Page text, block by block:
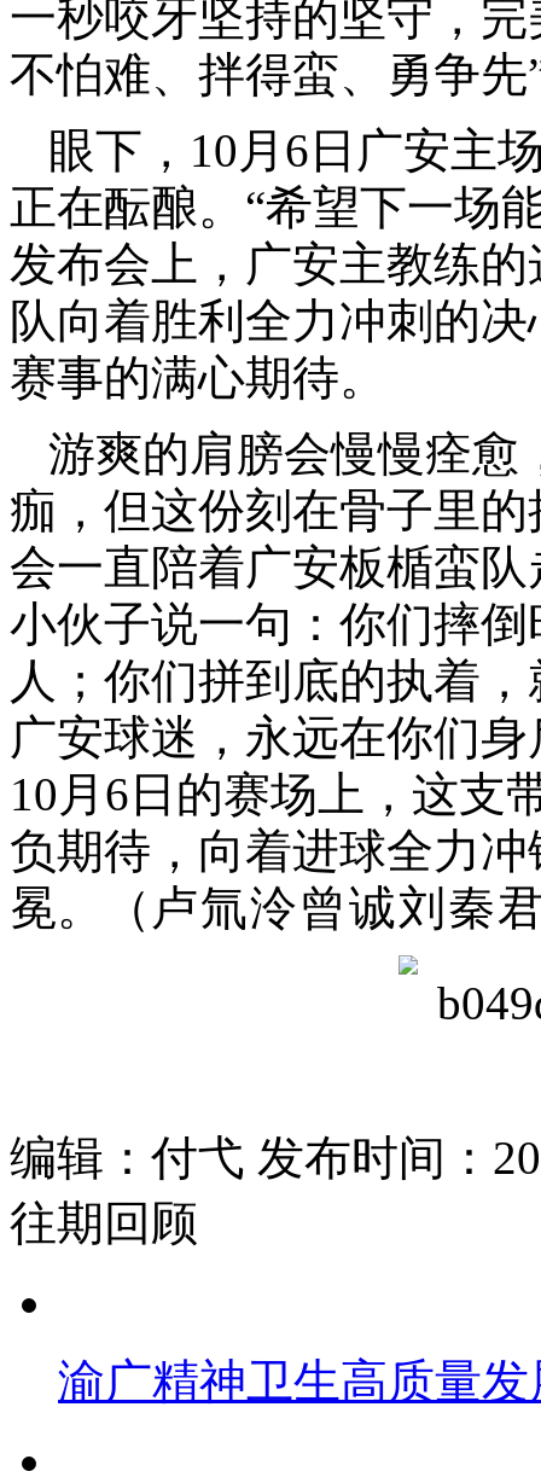
一秒咬牙坚持的坚守，
不怕难、拌得蛮、勇争
眼下，10月6日广安主
正在酝酿。“希望下一场
发布会上，广安主教练
队向着胜利全力冲刺的
赛事的满心期待。
游爽的肩膀会慢慢痊愈
痂，但这份刻在骨子里
会一直陪着广安板楯蛮
小伙子说一句：你们摔
人；你们拼到底的执着
广安球迷，永远在你们
10月6日的赛场上，这支
负期待，向着进球全力
冕。（ 卢氚泠曾诚刘秦
编辑：付弋 发布时间：
往期回顾
渝广精神卫生高质量